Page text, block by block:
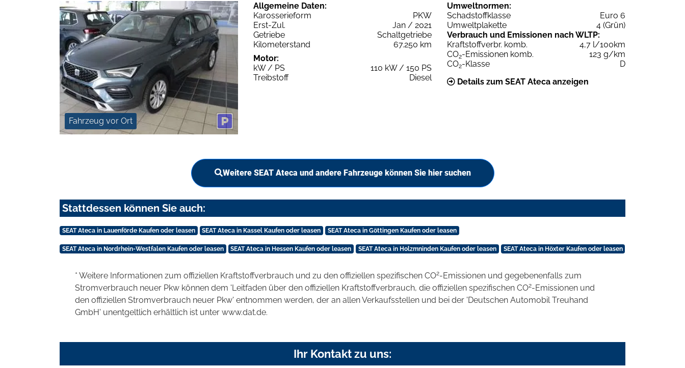
Fahrzeug vor Ort
Allgemeine Daten:
Karosserieform
PKW
Erst-Zul.
Jan / 2021
Getriebe
Schaltgetriebe
Kilometerstand
67.250 km
Motor:
kW / PS
110 kW / 150 PS
Treibstoff
Diesel
Umweltnormen:
Schadstoffklasse
Euro 6
Umweltplakette
4 (Grün)
Verbrauch und Emissionen nach WLTP:
Kraftstoffverbr. komb.
4,7 l/100km
CO2-Emissionen komb.
123 g/km
CO2-Klasse
D
Details zum SEAT Ateca anzeigen
Weitere SEAT Ateca und andere Fahrzeuge können Sie hier suchen
Stattdessen können Sie auch:
SEAT Ateca in Lauenförde Kaufen oder leasen SEAT Ateca in Kassel Kaufen oder leasen SEAT Ateca in Göttingen Kaufen oder leasen
SEAT Ateca in Nordrhein-Westfalen Kaufen oder leasen SEAT Ateca in Hessen Kaufen oder leasen SEAT Ateca in Holzmninden Kaufen oder leasen SEAT Ateca in Höxter Kaufen oder leasen
* Weitere Informationen zum offiziellen Kraftstoffverbrauch und zu den offiziellen spezifischen CO2-Emissionen und gegebenenfalls zum
Stromverbrauch neuer Pkw können dem 'Leitfaden über den offiziellen Kraftstoffverbrauch, die offiziellen spezifischen CO2-Emissionen und
den offiziellen Stromverbrauch neuer Pkw' entnommen werden, der an allen Verkaufsstellen und bei der 'Deutschen Automobil Treuhand
GmbH' unentgeltlich erhältlich ist unter www.dat.de.
Ihr Kontakt zu uns: